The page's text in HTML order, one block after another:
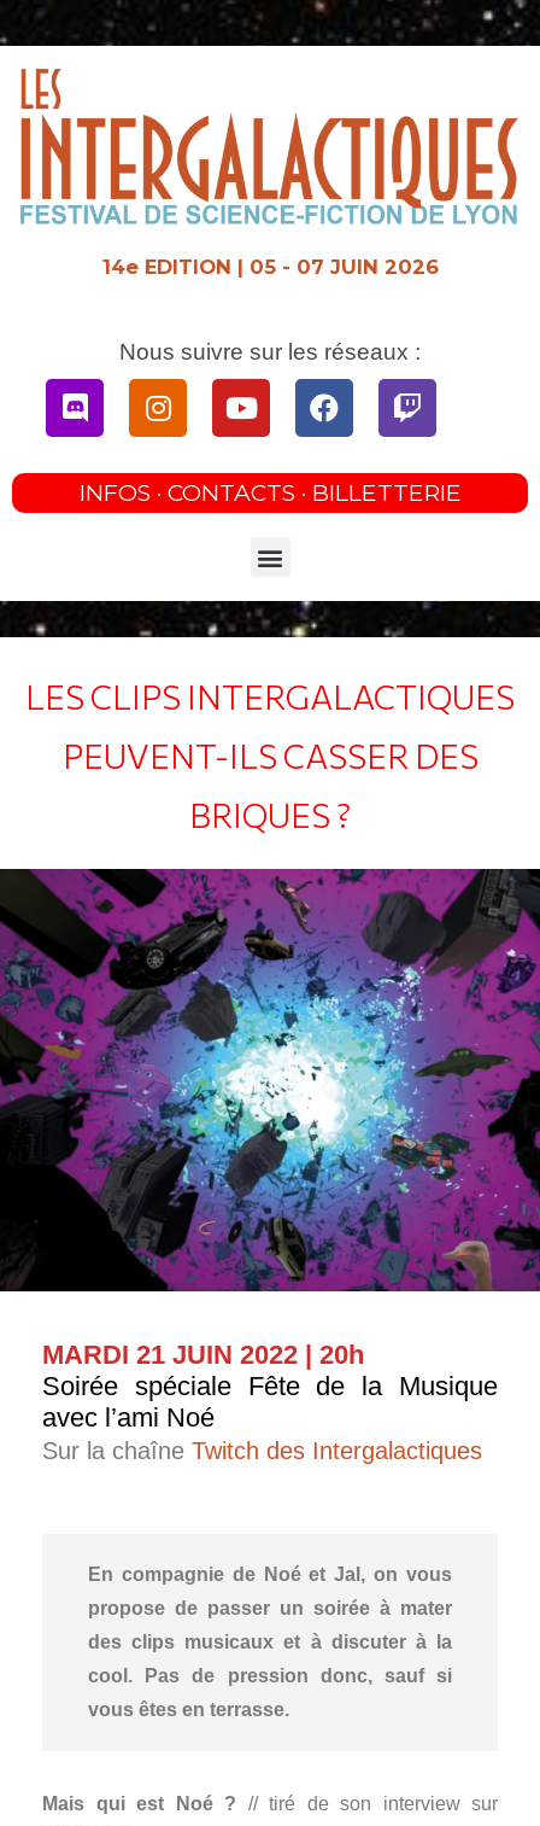
au
14e EDITION | 05 - 07 JUIN 2026
Nous suivre sur les réseaux :
DiscordInstagramYoutubeFacebookTwitch
INFOS · CONTACTS · BILLETTERIE
Menu
LES CLIPS INTERGALACTIQUES
PEUVENT-ILS CASSER DES
BRIQUES ?
MARDI 21 JUIN 2022 | 20h
Soirée spéciale Fête de la Musique
avec l’ami Noé
Sur la chaîne Twitch des Intergalactiques
En compagnie de Noé et Jal, on vous
propose de passer un soirée à mater
des clips musicaux et à discuter à la
cool. Pas de pression donc, sauf si
vous êtes en terrasse.
Mais qui est Noé ? // tiré de son interview sur